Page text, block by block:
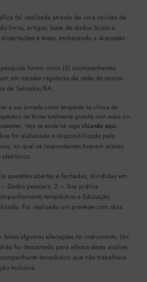
foi realizada através de uma revisão de
livros, artigos, base de dados Scielo e
e teses, embasando a discussão
foram cinco (5) acompanhantes
em escolas regulares da rede de ensino
de Salvador/BA.
a sua jornada como terapeuta na clínica do
de forma totalmente gratuita com aulas on-
Veja se ainda há vaga clicando aqui.
foi elaborado e disponibilizado pelo
no qual os respondentes tiveram acesso
questões abertas e fechadas, divididas em
Dados pessoais, 2 – Sua prática
terapêutico e Educação
Foi realizado um pré-teste com dois
algumas alterações no instrumento. Um
foi descartado para efeitos desta análise,
terapêutico que não trabalhava
Inclusiva.